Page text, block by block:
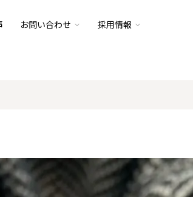
お問い合わせ 採用情報